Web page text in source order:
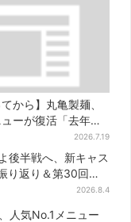
てから】丸亀製麺、
ーが復活「去年め
マった」「待ってた
夏の救世主」
2026.7.19
後半戦へ、新キャス
り返り＆第30回あ
2026.8.4
人気No.1メニュー